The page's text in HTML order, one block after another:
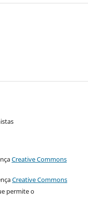
Creative Commons
Creative Commons
permite o